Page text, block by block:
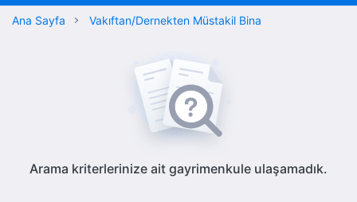
Ana Sayfa Vakıftan/Dernekten Müstakil Bina
Arama kriterlerinize ait gayrimenkule ulaşamadık.